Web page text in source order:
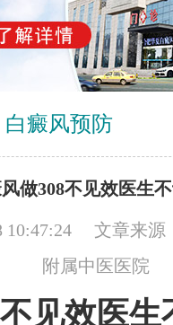
白癜风预防
做308不见效医生
10:47:24 文章来源
附属中医医院
见效医生